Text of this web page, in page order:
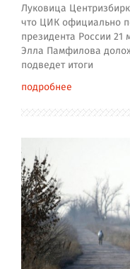
Луковица
что ЦИК официально
президента России
Элла Памфилова
подведет итоги
подробнее